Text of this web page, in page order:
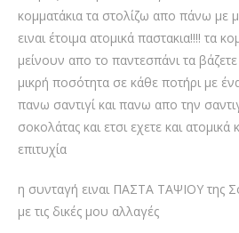
κομματάκια τα στολίζω απο πάνω με
ειναι έτοιμα ατομικά παστακια!!!! τα
μείνουν απο το παντεσπάνι τα
μικρή ποσότητα σε κάθε ποτήρι με
πανω σαντιγί και πανω απο την
σοκολάτας και ετσι εχετε και
επιτυχία
η συνταγή ειναι ΠΑΣΤΑ ΤΑΨΙΟΥ της
με τις δικές μου αλλαγές